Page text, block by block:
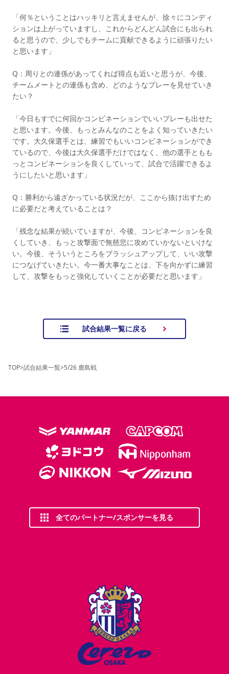
「何％ということはハッキリと言えませんが、徐々にコンディ
ションは上がっていますし、これからどんどん試合にも出られ
ると思うので、少しでもチームに貢献できるように頑張りたい
と思います」
Q：周りとの連係があってくれば得点も近いと思うが、今後、
チームメートとの連係も含め、どのようなプレーを見せていき
たい？
「今日もすでに何回かコンビネーションでいいプレーも出せた
と思います。今後、もっとみんなのことをよく知っていきたい
です。大久保選手とは、練習でもいいコンビネーションができ
ているので、今後は大久保選手だけではなく、他の選手ともも
っとコンビネーションを良くしていって、試合で活躍できるよ
うにしたいと思います」
Q：勝利から遠ざかっている状況だが、ここから抜け出すため
に必要だと考えていることは？
「残念な結果が続いていますが、今後、コンビネーションを良
くしていき、もっと攻撃面で無慈悲に攻めていかないといけな
い。今後、そういうところをブラッシュアップして、いい攻撃
につなげていきたい。今一番大事なことは、下を向かずに練習
して、攻撃をもっと強化していくことが必要だと思います」
試合結果一覧に戻る
TOP>試合結果一覧>5/26 鹿島戦
全てのパートナー/スポンサーを見る